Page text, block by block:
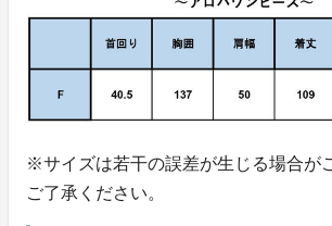
※サイズは若干の誤差が生じる場合が
ご了承ください。